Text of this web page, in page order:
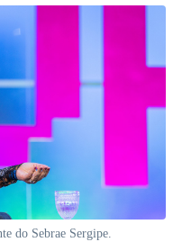
do Sebrae Sergipe.